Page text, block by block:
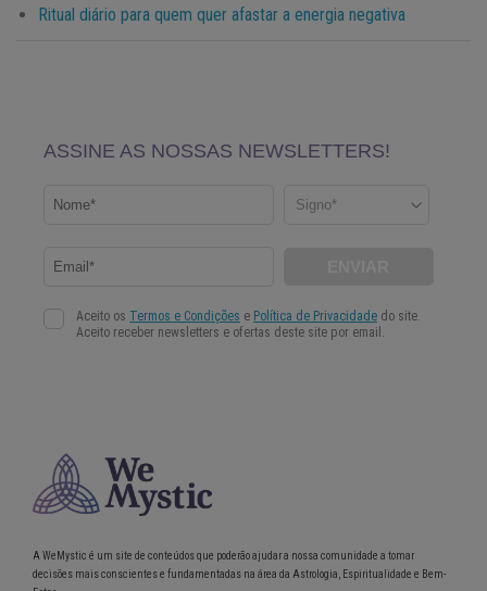
Ritual diário para quem quer afastar a energia negativa
A WeMystic é um site de conteúdos que poderão ajudar a nossa comunidade a tomar
decisões mais conscientes e fundamentadas na área da Astrologia, Espiritualidade e Bem-